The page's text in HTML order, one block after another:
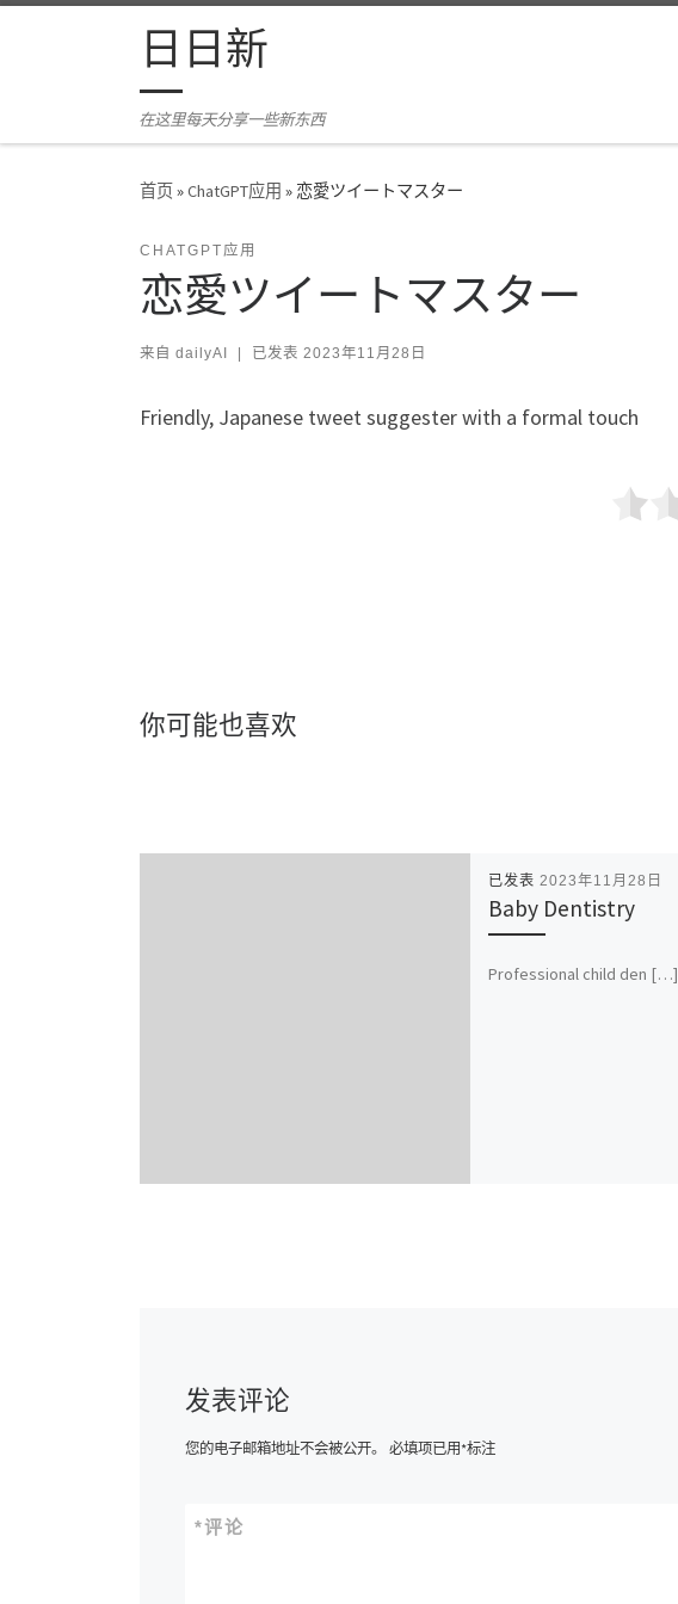
Skip to content日日新
在这里每天分享一些新东西
首页»ChatGPT应用 » 恋愛ツイートマスター
CHATGPT应用
恋愛ツイートマスター
来自 dailyAI 已发表 2023年11月28日
Friendly, Japanese tweet suggester with a formal touch
你可能也喜欢
已发表 2023年11月28日
Baby Dentistry
Professional child den […]
发表评论
您的电子邮箱地址不会被公开。 必填项已用*标注
评论
*